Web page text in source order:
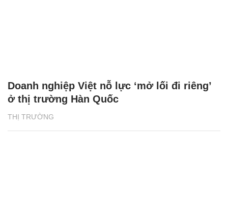
THỊ TRƯỜNG
Doanh nghiệp Việt nỗ lực ‘mở lối đi riêng’
ở thị trường Hàn Quốc